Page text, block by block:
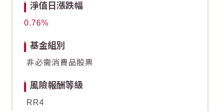
淨值日漲跌幅
0.76
基金組別
非必需消費品股票
風險報酬等級
RR4